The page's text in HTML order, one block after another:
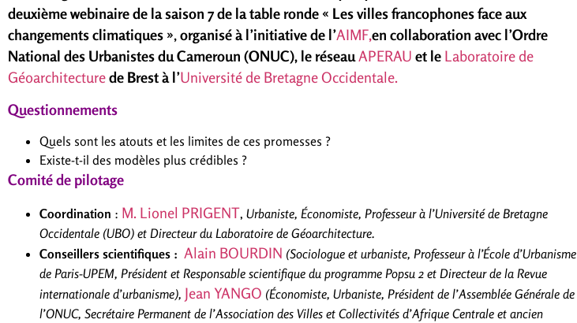
deuxième webinaire de la saison 7 de la table ronde« Les villes francophones face aux
changements climatiques »,organisé à l’initiative de l’AIMF,en collaboration avec l’Ordre
National des Urbanistes du Cameroun (ONUC), le réseauAPERAU et le Laboratoire de
Géoarchitecturede Brest à l’Université de Bretagne Occidentale.
Questionnements
Quels sont les atouts et les limites de ces promesses ?
Existe-t-il des modèles plus crédibles ?
Comité de pilotage
Coordination : M. Lionel PRIGENT, Urbaniste, Économiste, Professeur à l’Université de Bretagne
Occidentale (UBO) et Directeur du Laboratoire de Géoarchitecture.
Conseillers scientifiques : Alain BOURDIN (Sociologue et urbaniste, Professeur à l’École d’Urbanisme
de Paris-UPEM, Président et Responsable scientifique du programme Popsu 2 et Directeur de la Revue
internationale d’urbanisme), Jean YANGO (Économiste, Urbaniste, Président de l’Assemblée Générale de
l’ONUC, Secrétaire Permanent de l’Association des Villes et Collectivités d’Afrique Centrale et ancien